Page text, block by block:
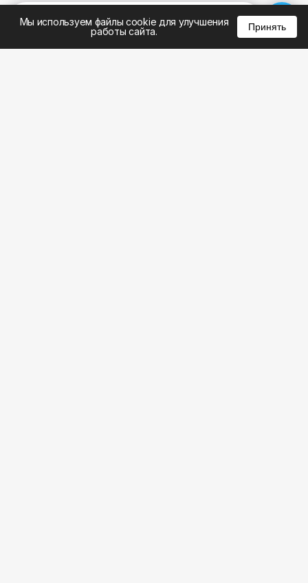
Мы используем файлы cookie для улучшения
работы сайта.
Принять